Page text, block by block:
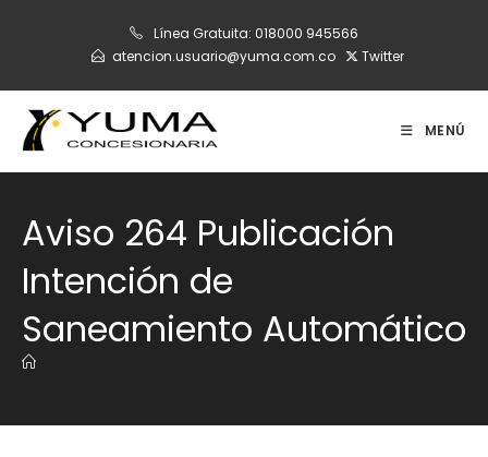
Línea Gratuita: 018000 945566
atencion.usuario@yuma.com.co
Twitter
MENÚ
Aviso 264 Publicación
Intención de
Saneamiento Automático